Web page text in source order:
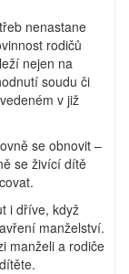
nenastane
rodičů
nejen na
soudu či
v již
se obnovit –
se živící dítě
i dříve, když
manželství.
manželi a rodiče